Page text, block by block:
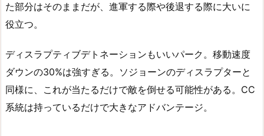
た部分はそのままだが、進軍する際や後退する際に大いに
役立つ。
ディスラプティブデトネーションもいいパーク。移動速度
ダウンの30%は強すぎる。ソジョーンのディスラプターと
同様に、これが当たるだけで敵を倒せる可能性がある。CC
系統は持っているだけで大きなアドバンテージ。